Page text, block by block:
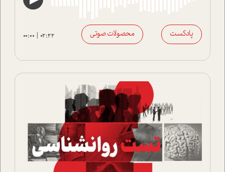
پادکست محصولات صوتی 00:00 02:22